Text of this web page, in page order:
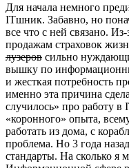
Для начала немного
ITшник. Забавно, но
все что с ней связано.
продажам страховок
лузеров сильно
вышку по
и жесткая потребность
именно эта причина
случилось» про работу в
«коронного» опыта,
работать из дома, с
проблема. Но 3 года
стандарты. На сколько я